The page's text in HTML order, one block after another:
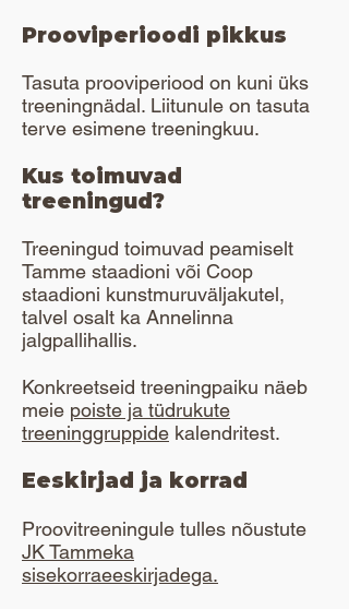
Prooviperioodi pikkus
Tasuta prooviperiood on kuni üks
treeningnädal. Liitunule on tasuta
terve esimene treeningkuu.
Kus toimuvad
treeningud?
Treeningud toimuvad peamiselt
Tamme staadioni või Coop
staadioni kunstmuruväljakutel,
talvel osalt ka Annelinna
jalgpallihallis.
Konkreetseid treeningpaiku näeb
meie poiste ja tüdrukute
treeninggruppide kalendritest.
Eeskirjad ja korrad
Proovitreeningule tulles nõustute
JK Tammeka
sisekorraeeskirjadega.